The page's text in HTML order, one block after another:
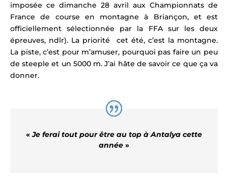
imposée ce dimanche 28 avril aux Championnats de
France de course en montagne à Briançon, et est
officiellement sélectionnée par la FFA sur les deux
épreuves, ndlr). La priorité cet été, c’est la montagne.
La piste, c’est pour m’amuser, pourquoi pas faire un peu
de steeple et un 5000 m. J’ai hâte de savoir ce que ça va
donner.
«Je ferai tout pour être au top à Antalya cette
année »